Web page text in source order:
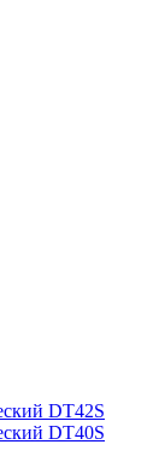
DT42S
DT40S